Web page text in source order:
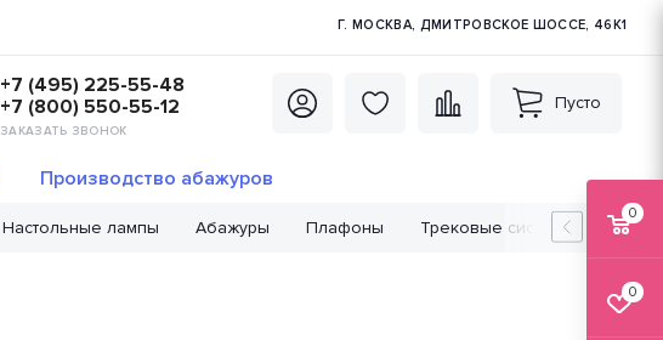
Г. МОСКВА, ДМИТРОВСКОЕ ШОССЕ, 46К1
+7 (495) 225-55-48
+7 (800) 550-55-12
ЗАКАЗАТЬ ЗВОНОК
Пусто
Настольные лампы Абажуры Плафоны Трековые системы
Производство абажуров
0
0